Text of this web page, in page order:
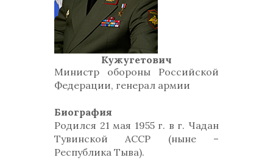
Кужугетович
Министр обороны Российской
Федерации, генерал армии
Биография
Родился 21 мая 1955 г. в г. Чадан
Тувинской АССР (ныне –
Республика Тыва).